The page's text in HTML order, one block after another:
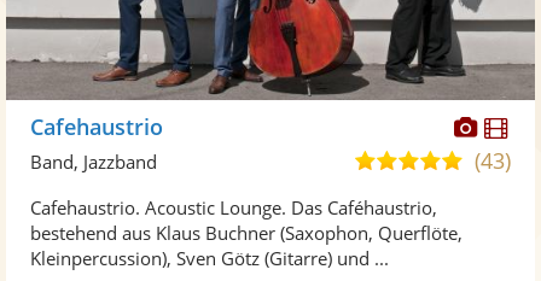
Cafehaustrio
5,0(43)
Band, Jazzband
Cafehaustrio. Acoustic Lounge. Das Caféhaustrio,
bestehend aus Klaus Buchner (Saxophon, Querflöte,
Kleinpercussion), Sven Götz (Gitarre) und ...